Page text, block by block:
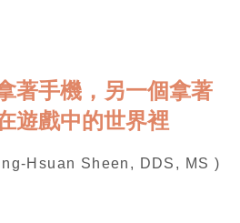
著手機，另一個拿著
遊戲中的世界裡
Hsuan Sheen, DDS, MS )